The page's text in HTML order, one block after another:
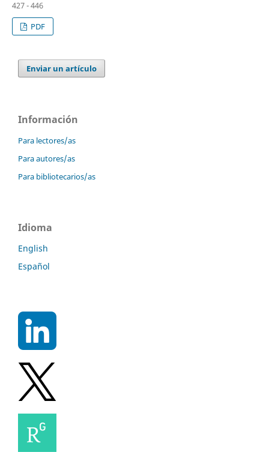
427 - 446
PDF
Enviar un artículo
Información
Para lectores/as
Para autores/as
Para bibliotecarios/as
Idioma
English
Español